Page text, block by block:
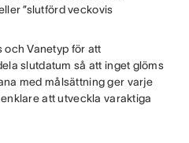
”slutförd veckovis
och Vanetyp för att
slutdatum så att inget glöms
med målsättning ger varje
att utveckla varaktiga